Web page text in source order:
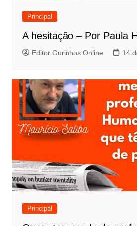
Principal
A hesitação – Por Paula
Editor Ourinhos Online 14
Principal